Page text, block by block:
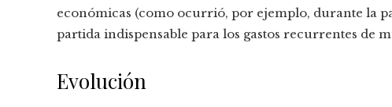
económicas (como ocurrió, por ejemplo, durante la
partida indispensable para los gastos recurrentes de
Evolución